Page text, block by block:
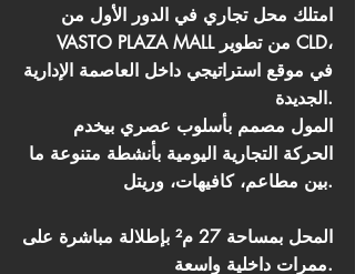
امتلك محل تجاري في الدور الأول من
VASTO PLAZA MALL من تطوير CLD،
في موقع استراتيجي داخل العاصمة الإدارية
الجديدة.
المول مصمم بأسلوب عصري بيخدم
الحركة التجارية اليومية بأنشطة متنوعة ما
بين مطاعم، كافيهات، وريتل.
المحل بمساحة 27 م² بإطلالة مباشرة على
ممرات داخلية واسعة.